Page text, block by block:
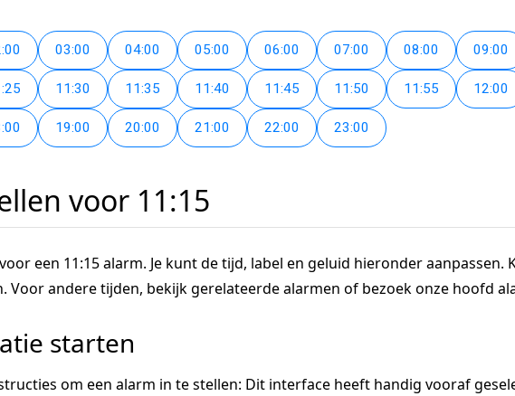
03:00 04:00 05:00 06:00 07:00 08:00 09:00
11:30 11:35 11:40 11:45 11:50 11:55 12:00
19:00 20:00 21:00 22:00 23:00
voor 11:15
een 11:15 alarm. Je kunt de tijd, label en geluid hieronder
Voor andere tijden, bekijk gerelateerde alarmen of bezoek onze hoofd
starten
om een alarm in te stellen: Dit interface heeft handig vooraf